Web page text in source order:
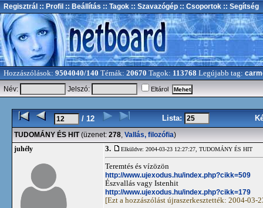
Regisztrál :: Profil :: Beállítás :: Tagok :: Szavazógép :: Csoportok :: Segítség
Hozzászólások: 9504040/140 Témák: 20670 Tagok: 113768 Legújabb tag:
Név:
Jelszó: Eltárol
/ 12 Lista:
TUDOMÁNY ÉS HIT(üzenet: 278, Vallás, filozófia)
juhély 3. Elküldve: 2004-03-23 12:27:27, TUDOMÁNY ÉS HIT
Teremtés és vízözön
http://www.ujexodus.hu/index.php?cikk=509
Észvallás vagy Istenhit
http://www.ujexodus.hu/index.php?cikk=179
[Ezt a hozzászólást újraszerkesztették: 2004-03-